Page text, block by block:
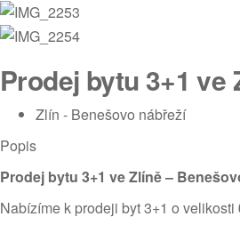
Prodej bytu 3+1 ve
Zlín - Benešovo nábřeží
Popis
Prodej bytu 3+1 ve Zlíně –
Nabízíme k prodeji byt 3+1 o velikosti